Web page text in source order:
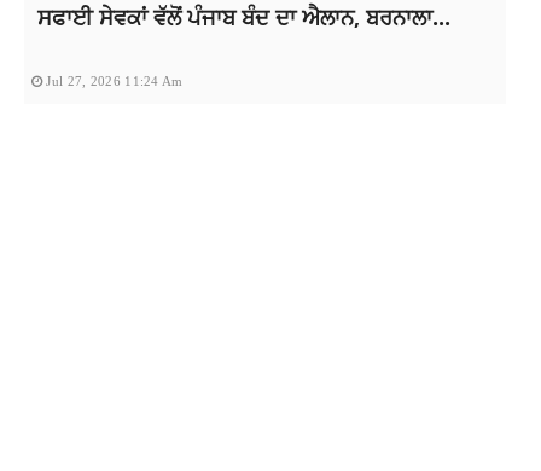
ਸਫਾਈ ਸੇਵਕਾਂ ਵੱਲੋਂ ਪੰਜਾਬ ਬੰਦ ਦਾ ਐਲਾਨ, ਬਰਨਾਲਾ...
Jul 27, 2026 11:24 Am